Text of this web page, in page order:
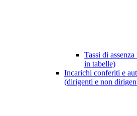
Tassi di
in tabelle)
Incarichi conferiti e
(dirigenti e non